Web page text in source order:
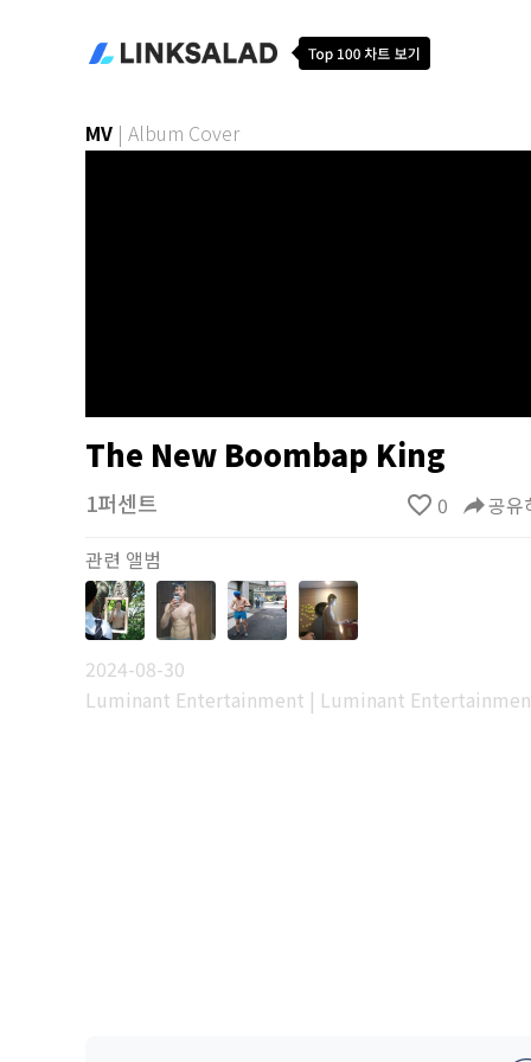
MV | Album Cover
The New Boombap King
1퍼센트 favorite_border 0 reply공유
관련 앨범
2024-08-30
Luminant Entertainment | Luminant